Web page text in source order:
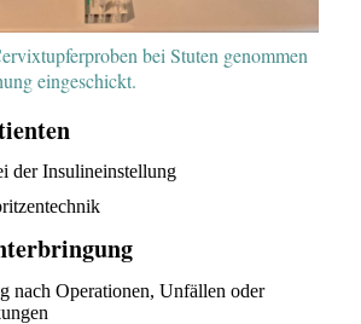
bei Stuten genommen
eingeschickt.
der Insulineinstellung
nach Operationen, Unfällen oder